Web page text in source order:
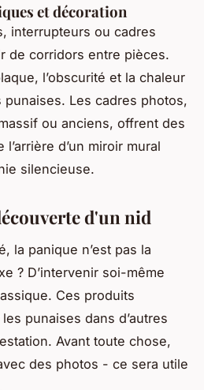
et décoration
interrupteurs ou cadres
de corridors entre pièces.
l’obscurité et la chaleur
Les cadres photos,
ou anciens, offrent des
d’un miroir mural
silencieuse.
d'un nid
la panique n’est pas la
? D’intervenir soi-même
Ces produits
punaises dans d’autres
Avant toute chose,
des photos - ce sera utile